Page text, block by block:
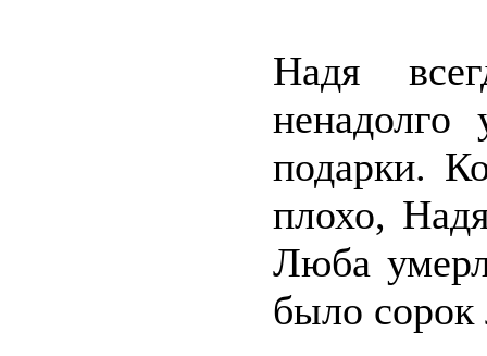
Надя
ненадолго
подарки.
плохо,
Люба
было сорок